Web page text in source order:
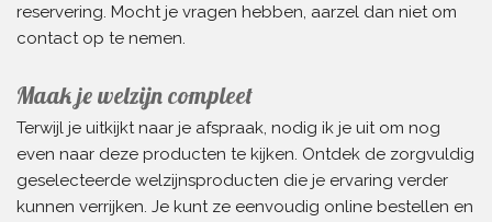
reservering. Mocht je vragen hebben, aarzel dan niet om
contact op te nemen.
Maak je welzijn compleet
Terwijl je uitkijkt naar je afspraak, nodig ik je uit om nog
even naar deze producten te kijken. Ontdek de zorgvuldig
geselecteerde welzijnsproducten die je ervaring verder
kunnen verrijken. Je kunt ze eenvoudig online bestellen en